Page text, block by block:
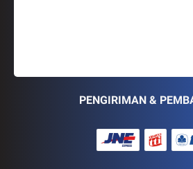
PENGIRIMAN &